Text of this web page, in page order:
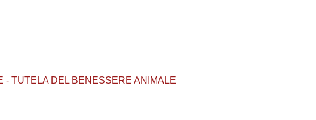
- TUTELA DEL BENESSERE ANIMALE